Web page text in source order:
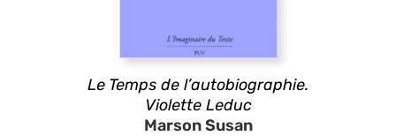
Le Temps de l’autobiographie.
Violette Leduc
Marson Susan